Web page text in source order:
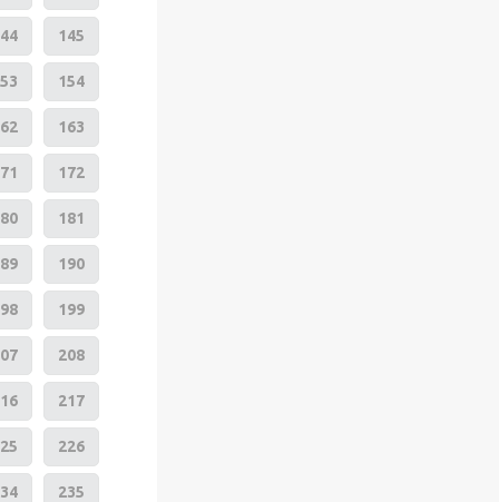
145
154
163
172
181
190
199
208
217
226
235